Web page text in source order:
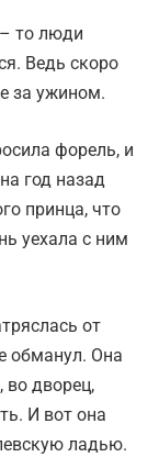
то люди
Ведь скоро
за ужином.
форель, и
год назад
принца, что
уехала с ним
от
обманул. Она
во дворец,
И вот она
ладью.